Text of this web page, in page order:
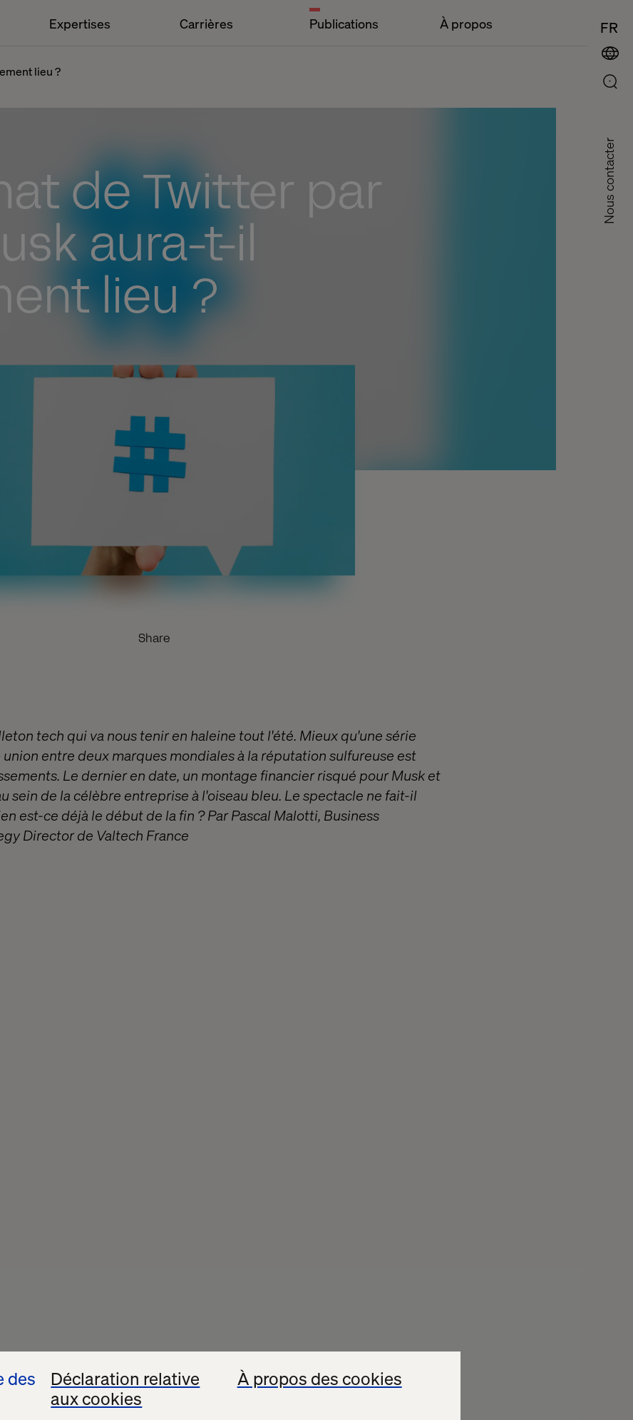
des
Déclaration relative
aux cookies
À propos des cookies
Expertises Carrières Publications À propos FR
Nous contacter
lieu ?
de Twitter par
aura-t-il
lieu ?
Share
tech qui va nous tenir en haleine tout l'été. Mieux qu'une série
entre deux marques mondiales à la réputation sulfureuse est
Le dernier en date, un montage financier risqué pour Musk et
sein de la célèbre entreprise à l'oiseau bleu. Le spectacle ne fait-il
est-ce déjà le début de la fin ? Par Pascal Malotti, Business
Director de Valtech France